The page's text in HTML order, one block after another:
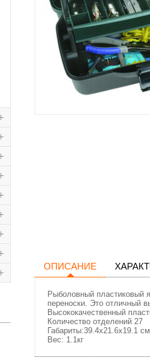
ОПИСАНИЕ
Рыболовный пластиковый
переноски. Это отличный
Высококачественный
Количество отделений 27
Габариты:39.4х21.6х19.1 см
Вес: 1.1кг